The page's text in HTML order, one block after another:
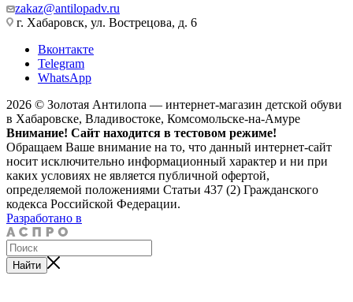
zakaz@antilopadv.ru
г. Хабаровск, ул. Вострецова, д. 6
Вконтакте
Telegram
WhatsApp
2026 © Золотая Антилопа — интернет-магазин детской обуви
в Хабаровске, Владивостоке, Комсомольске-на-Амуре
Внимание! Сайт находится в тестовом режиме!
Обращаем Ваше внимание на то, что данный интернет-сайт
носит исключительно информационный характер и ни при
каких условиях не является публичной офертой,
определяемой положениями Статьи 437 (2) Гражданского
кодекса Российской Федерации.
Разработано в
Найти